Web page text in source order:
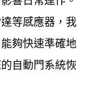
等感應器，我
夠快速準確地
自動門系統恢